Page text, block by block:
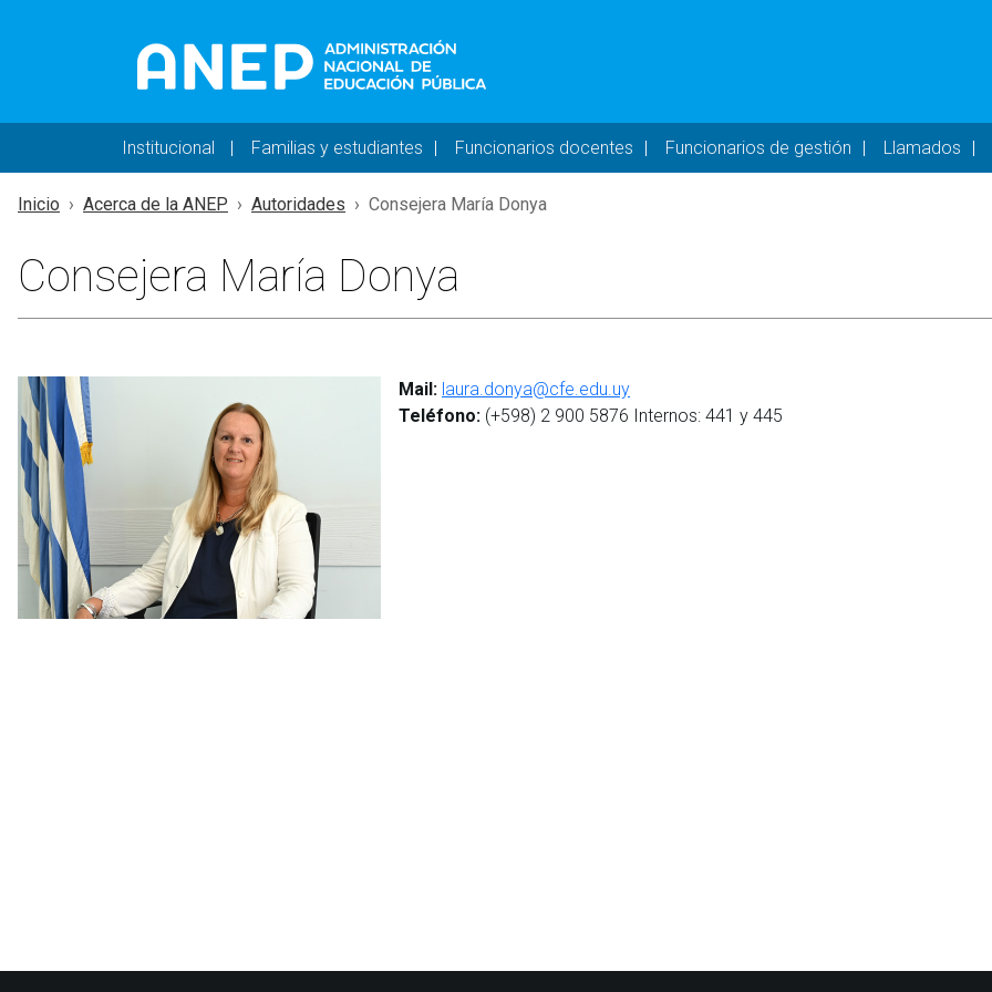
Navegación principal - DESKTOP
Institucional Familias y estudiantes Funcionarios docentes Funcionarios de gestión Llamados
Inicio Acerca de la ANEP Autoridades Consejera María Donya
Consejera María Donya
Mail: ​laura.donya@cfe.edu.uy
Teléfono: (+598) 2 900 5876 Internos: 441 y 445